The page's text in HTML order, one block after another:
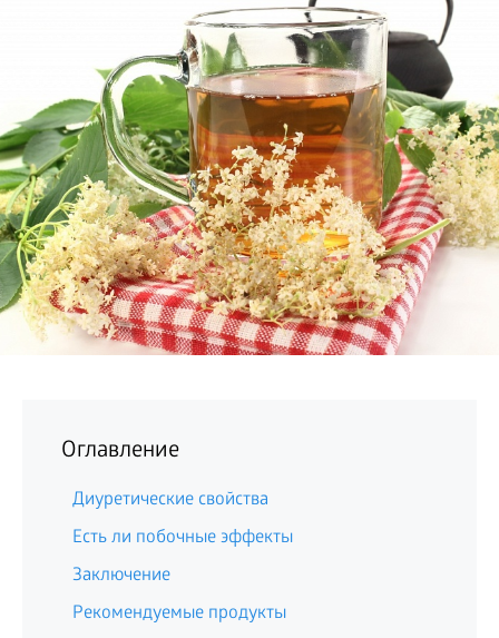
Оглавление
Диуретические свойства
Есть ли побочные эффекты
Заключение
Рекомендуемые продукты
БИЗНЕС